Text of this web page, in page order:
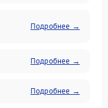
Подробнее →
Подробнее →
Подробнее →